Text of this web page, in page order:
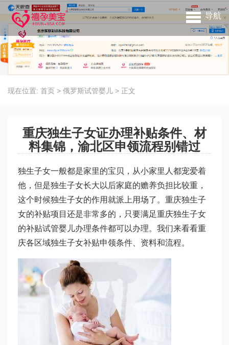
导航
现在位置: 首页 > 俄罗斯试管婴儿 > 正文
重庆独生子女证办理补贴条件、材
料集锦，渝北区申领流程别错过
独生子女一般都是家里的宝贝，从小家里人都宠爱着
他，但是独生子女长大以后家庭的赡养负担比较重，
这个时候独生子女的作用就派上用场了。重庆独生子
女的补贴项目还是非常多的，只要满足重庆独生子女
的补贴试管婴儿办理条件都可以办理。我们来看看重
庆各区域独生子女补贴申领条件、资料和流程。